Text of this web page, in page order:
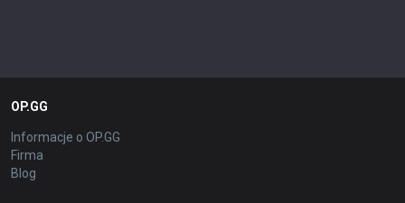
OP.GG
Informacje o OP.GG
Firma
Blog